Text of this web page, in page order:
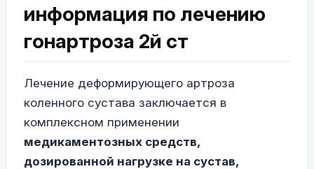
информация по лечению
гонартроза 2й ст
Лечение деформирующего артроза
коленного сустава заключается в
комплексном применении
медикаментозных средств,
дозированной нагрузке на сустав,